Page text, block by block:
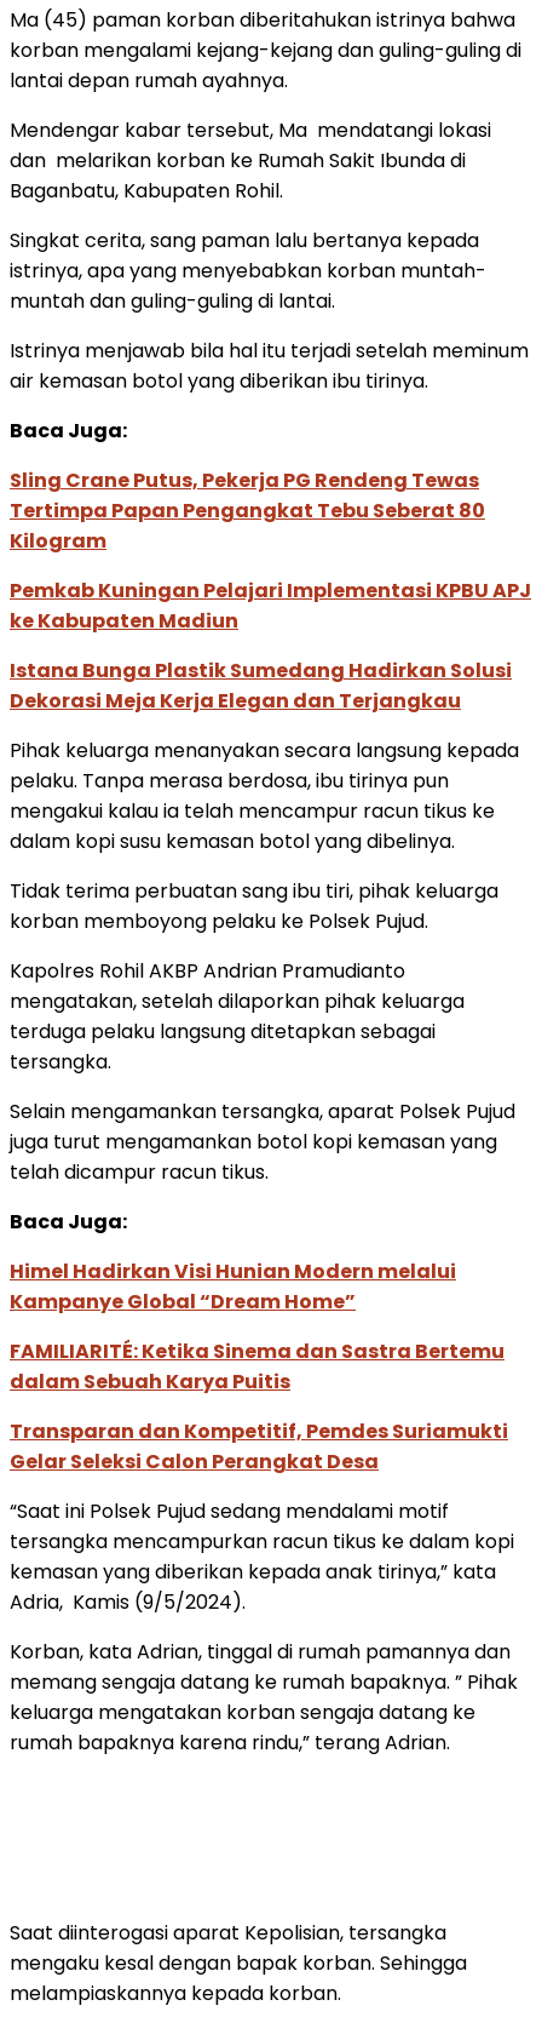
Ma (45) paman korban diberitahukan istrinya bahwa
korban mengalami kejang-kejang dan guling-guling di
lantai depan rumah ayahnya.
Mendengar kabar tersebut, Ma mendatangi lokasi
dan melarikan korban ke Rumah Sakit Ibunda di
Baganbatu, Kabupaten Rohil.
Singkat cerita, sang paman lalu bertanya kepada
istrinya, apa yang menyebabkan korban muntah-
muntah dan guling-guling di lantai.
Istrinya menjawab bila hal itu terjadi setelah meminum
air kemasan botol yang diberikan ibu tirinya.
Baca Juga:
Sling Crane Putus, Pekerja PG Rendeng Tewas
Tertimpa Papan Pengangkat Tebu Seberat 80
Kilogram
Pemkab Kuningan Pelajari Implementasi KPBU APJ
ke Kabupaten Madiun
Istana Bunga Plastik Sumedang Hadirkan Solusi
Dekorasi Meja Kerja Elegan dan Terjangkau
Pihak keluarga menanyakan secara langsung kepada
pelaku. Tanpa merasa berdosa, ibu tirinya pun
mengakui kalau ia telah mencampur racun tikus ke
dalam kopi susu kemasan botol yang dibelinya.
Tidak terima perbuatan sang ibu tiri, pihak keluarga
korban memboyong pelaku ke Polsek Pujud.
Kapolres Rohil AKBP Andrian Pramudianto
mengatakan, setelah dilaporkan pihak keluarga
terduga pelaku langsung ditetapkan sebagai
tersangka.
Selain mengamankan tersangka, aparat Polsek Pujud
juga turut mengamankan botol kopi kemasan yang
telah dicampur racun tikus.
Baca Juga:
Himel Hadirkan Visi Hunian Modern melalui
Kampanye Global “Dream Home”
FAMILIARITÉ: Ketika Sinema dan Sastra Bertemu
dalam Sebuah Karya Puitis
Transparan dan Kompetitif, Pemdes Suriamukti
Gelar Seleksi Calon Perangkat Desa
“Saat ini Polsek Pujud sedang mendalami motif
tersangka mencampurkan racun tikus ke dalam kopi
kemasan yang diberikan kepada anak tirinya,” kata
Adria, Kamis (9/5/2024).
Korban, kata Adrian, tinggal di rumah pamannya dan
memang sengaja datang ke rumah bapaknya. ” Pihak
keluarga mengatakan korban sengaja datang ke
rumah bapaknya karena rindu,” terang Adrian.
Saat diinterogasi aparat Kepolisian, tersangka
mengaku kesal dengan bapak korban. Sehingga
melampiaskannya kepada korban.